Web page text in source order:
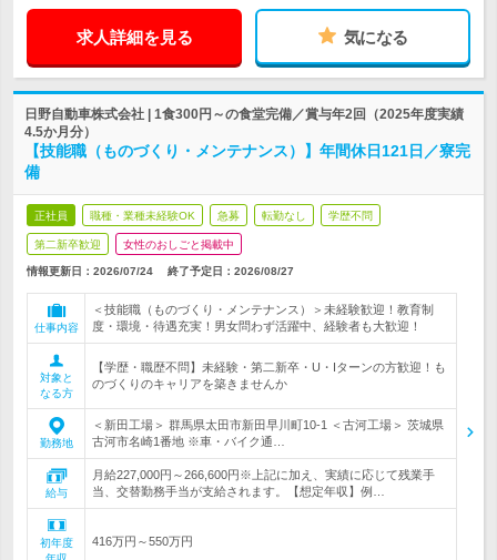
求人詳細を見る 気になる
日野自動車株式会社 | 1食300円～の食堂完備／賞与年2回（2025年度実績
4.5か月分）
【技能職（ものづくり・メンテナンス）】年間休日121日／寮完
備
正社員 職種・業種未経験OK 急募 転勤なし 学歴不問
第二新卒歓迎 女性のおしごと掲載中
情報更新日：2026/07/24 終了予定日： 2026/08/27
仕事内容
＜技能職（ものづくり・メンテナンス）＞未経験歓迎！教育制
度・環境・待遇充実！男女問わず活躍中、経験者も大歓迎！
対象と
なる方
【学歴・職歴不問】未経験・第二新卒・U・Iターンの方歓迎！も
のづくりのキャリアを築きませんか
勤務地
＜新田工場＞ 群馬県太田市新田早川町10-1 ＜古河工場＞ 茨城県
古河市名崎1番地 ※車・バイク通…
給与
月給227,000円～266,600円※上記に加え、実績に応じて残業手
当、交替勤務手当が支給されます。【想定年収】例…
初年度
416万円～550万円